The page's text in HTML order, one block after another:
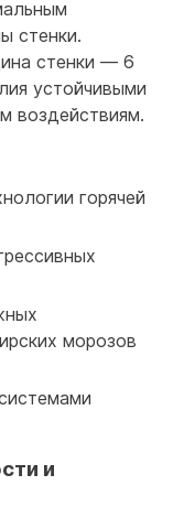
стенки.
стенки — 6
устойчивыми
воздействиям.
горячей
морозов
и